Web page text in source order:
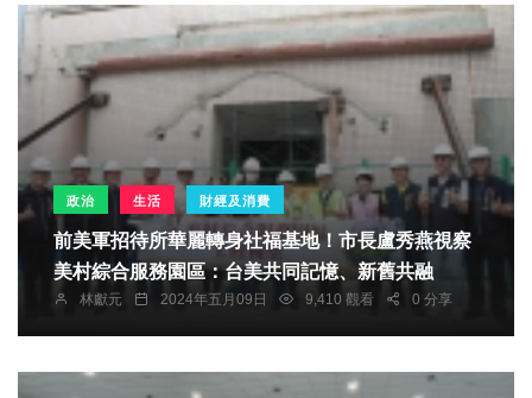
政治 生活 財經及消費
前美軍招待所華麗轉身社福基地！市長盧秀燕視察
美村綜合服務園區：台美共同記憶、新舊共融
林獻元 2024年五月09日 9,410 觀看 0 分享